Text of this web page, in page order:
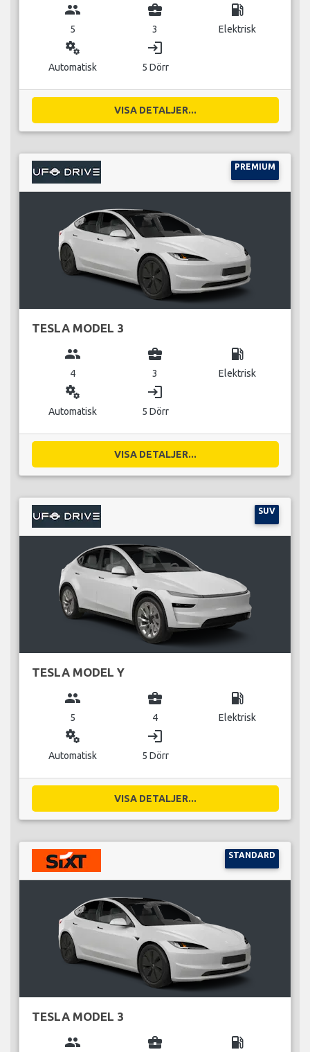
group
5
business_center
3
local_gas_station
Elektrisk
miscellaneous_services
Automatisk
login
5 Dörr
VISA DETALJER...
PREMIUM
TESLA MODEL 3
group
4
business_center
3
local_gas_station
Elektrisk
miscellaneous_services
Automatisk
login
5 Dörr
VISA DETALJER...
SUV
TESLA MODEL Y
group
5
business_center
4
local_gas_station
Elektrisk
miscellaneous_services
Automatisk
login
5 Dörr
VISA DETALJER...
STANDARD
TESLA MODEL 3
group business_center local_gas_station